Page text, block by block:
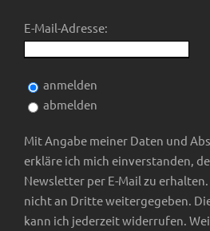
E-Mail-Adresse:
anmelden
abmelden
Mit Angabe meiner Daten und
erkläre ich mich einverstanden,
Newsletter per E-Mail zu
nicht an Dritte weitergegeben.
kann ich jederzeit widerrufen.